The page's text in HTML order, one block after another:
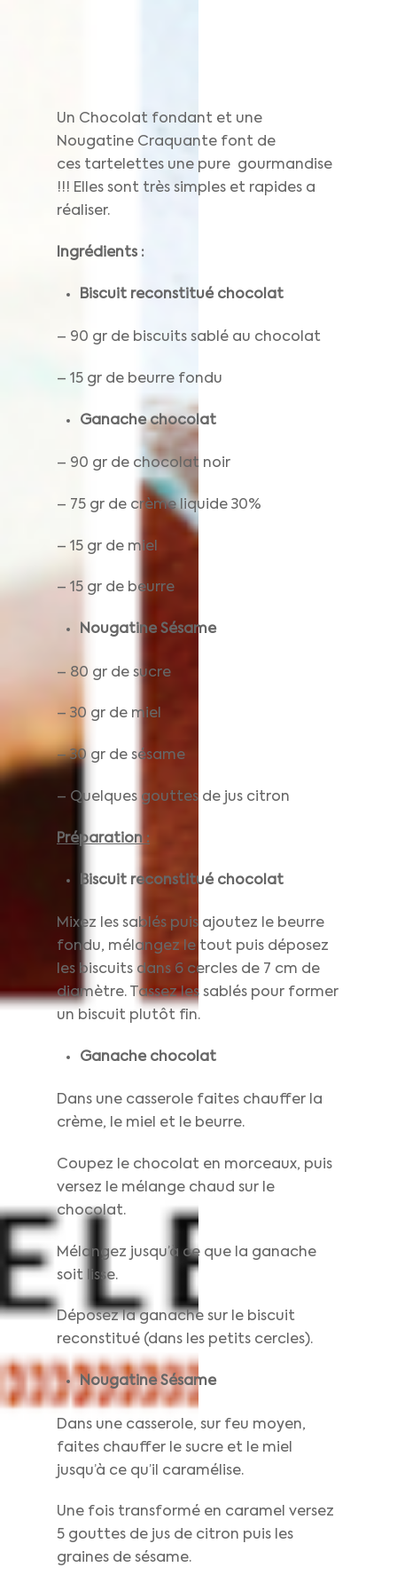
Un Chocolat fondant et une
Nougatine Craquante font de
ces tartelettes une pure gourmandise
!!! Elles sont très simples et rapides a
réaliser.
Ingrédients :
Biscuit reconstitué chocolat
– 90 gr de biscuits sablé au chocolat
– 15 gr de beurre fondu
Ganache chocolat
– 90 gr de chocolat noir
– 75 gr de crème liquide 30%
– 15 gr de miel
– 15 gr de beurre
Nougatine Sésame
– 80 gr de sucre
– 30 gr de miel
– 30 gr de sésame
– Quelques gouttes de jus citron
Préparation :
Biscuit reconstitué chocolat
Mixez les sablés puis ajoutez le beurre
fondu, mélangez le tout puis déposez
les biscuits dans 6 cercles de 7 cm de
diamètre. Tassez les sablés pour former
un biscuit plutôt fin.
Ganache chocolat
Dans une casserole faites chauffer la
crème, le miel et le beurre.
Coupez le chocolat en morceaux, puis
versez le mélange chaud sur le
chocolat.
Mélangez jusqu’à ce que la ganache
soit lisse.
Déposez la ganache sur le biscuit
reconstitué (dans les petits cercles).
Nougatine Sésame
Dans une casserole, sur feu moyen,
faites chauffer le sucre et le miel
jusqu’à ce qu’il caramélise.
Une fois transformé en caramel versez
5 gouttes de jus de citron puis les
graines de sésame.